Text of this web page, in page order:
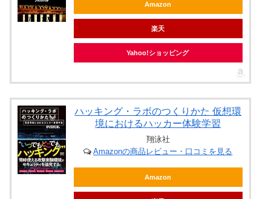
Amazon
楽天
Yahoo!ショッピング
ハッキング・ラボのつくりかた 仮想環
境におけるハッカー体験学習
翔泳社
Amazonの商品レビュー・口コミを見る
Amazon